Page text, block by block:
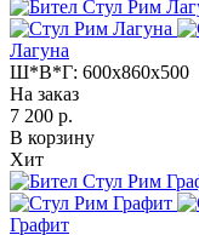
Лагуна
Ш*В*Г: 600x860x500
На заказ
7 200 р.
В корзину
Хит
Графит